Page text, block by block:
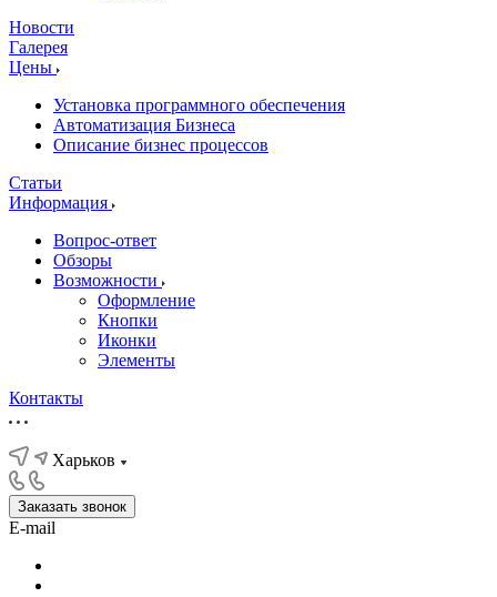
Новости
Галерея
Цены
Установка программного обеспечения
Автоматизация Бизнеса
Описание бизнес процессов
Статьи
Информация
Вопрос-ответ
Обзоры
Возможности
Оформление
Кнопки
Иконки
Элементы
Контакты
Харьков
Заказать звонок
E-mail